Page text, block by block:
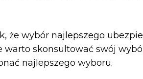
że wybór najlepszego
warto skonsultować swój
najlepszego wyboru.